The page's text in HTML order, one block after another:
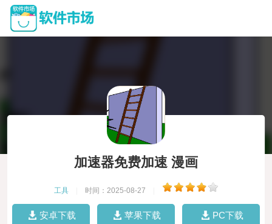
加速器免费加速 漫画
工具 时间：2025-08-27
安卓下载 苹果下载 PC下载